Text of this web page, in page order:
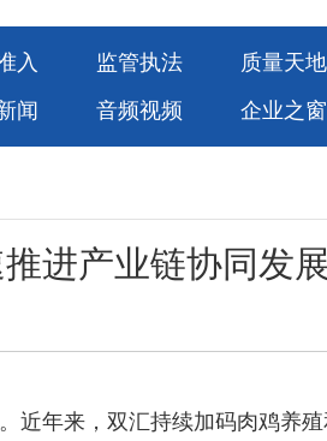
入 监管执法 质量天地
闻 音频视频 企业之窗
进产业链协同发展
近年来，双汇持续加码肉鸡养